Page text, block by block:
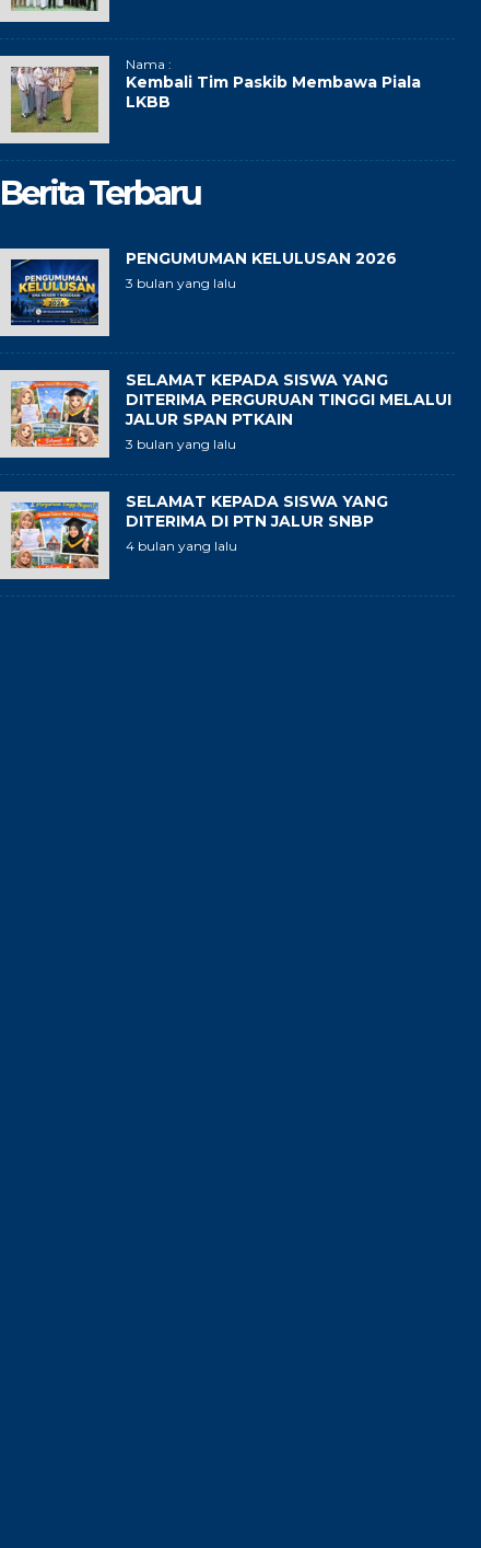
Nama :
Kembali Tim Paskib Membawa Piala
LKBB
Berita Terbaru
PENGUMUMAN KELULUSAN 2026
3 bulan yang lalu
SELAMAT KEPADA SISWA YANG
DITERIMA PERGURUAN TINGGI MELALUI
JALUR SPAN PTKAIN
3 bulan yang lalu
SELAMAT KEPADA SISWA YANG
DITERIMA DI PTN JALUR SNBP
4 bulan yang lalu